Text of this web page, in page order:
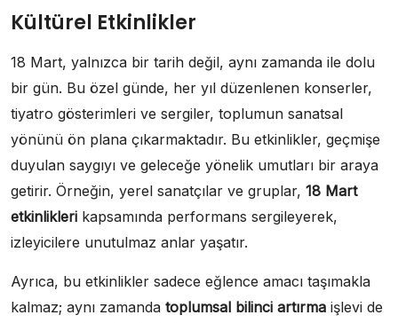
Kültürel Etkinlikler
18 Mart, yalnızca bir tarih değil, aynı zamanda ile dolu
bir gün. Bu özel günde, her yıl düzenlenen konserler,
tiyatro gösterimleri ve sergiler, toplumun sanatsal
yönünü ön plana çıkarmaktadır. Bu etkinlikler, geçmişe
duyulan saygıyı ve geleceğe yönelik umutları bir araya
getirir. Örneğin, yerel sanatçılar ve gruplar, 18 Mart
etkinlikleri kapsamında performans sergileyerek,
izleyicilere unutulmaz anlar yaşatır.
Ayrıca, bu etkinlikler sadece eğlence amacı taşımakla
kalmaz; aynı zamanda toplumsal bilinci artırma işlevi de